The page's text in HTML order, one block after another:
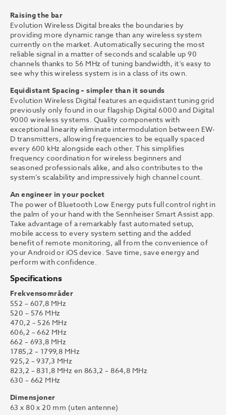
Raising the bar
Evolution Wireless Digital breaks the boundaries by
providing more dynamic range than any wireless system
currently on the market. Automatically securing the most
reliable signal in a matter of seconds and scalable up 90
channels thanks to 56 MHz of tuning bandwidth, it’s easy to
see why this wireless system is in a class of its own.
Equidistant Spacing – simpler than it sounds
Evolution Wireless Digital features an equidistant tuning grid
previously only found in our flagship Digital 6000 and Digital
9000 wireless systems. Quality components with
exceptional linearity eliminate intermodulation between EW-
D transmitters, allowing frequencies to be equally spaced
every 600 kHz alongside each other. This simplifies
frequency coordination for wireless beginners and
seasoned professionals alike, and also contributes to the
system’s scalability and impressively high channel count.
An engineer in your pocket
The power of Bluetooth Low Energy puts full control right in
the palm of your hand with the Sennheiser Smart Assist app.
Take advantage of a remarkably fast automated setup,
mobile access to every system setting and the added
benefit of remote monitoring, all from the convenience of
your Android or iOS device. Save time, save energy and
perform with confidence.
Specifications
Frekvensområder
552 – 607,8 MHz
520 – 576 MHz
470,2 – 526 MHz
606,2 – 662 MHz
662 – 693,8 MHz
1785,2 – 1799,8 MHz
925,2 – 937,3 MHz
823,2 – 831,8 MHz en 863,2 – 864,8 MHz
630 – 662 MHz
Dimensjoner
63 x 80 x 20 mm (uten antenne)